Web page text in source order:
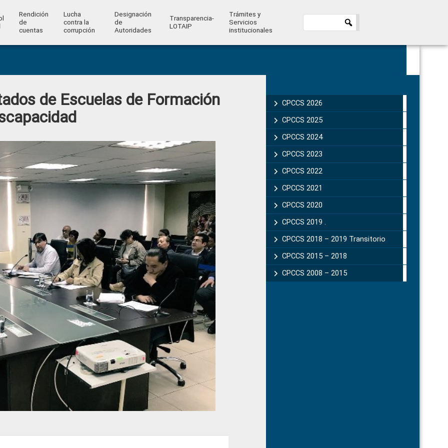
Rendición
de
cuentas
Lucha
contra la
corrupción
Designación
de
Autoridades
Transparencia-
LOTAIP
Trámites y
Servicios
institucionales
de Escuelas de Formación
Sidebar
CPCCS 2026
CPCCS 2025
CPCCS 2024
CPCCS 2023
CPCCS 2022
CPCCS 2021
CPCCS 2020
CPCCS 2019 .
CPCCS 2018 – 2019 Transitorio
CPCCS 2015 – 2018
CPCCS 2008 – 2015